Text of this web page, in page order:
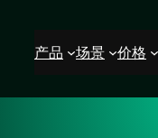
产品 场景 价格